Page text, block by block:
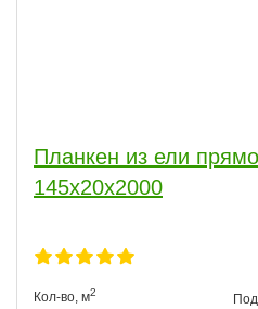
Планкен из ели
145x20x2000
Кол-во, м2